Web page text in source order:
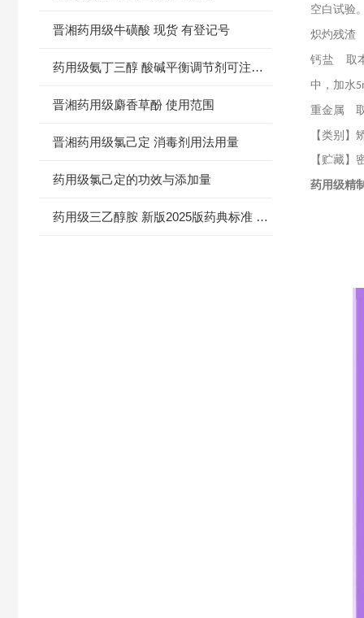
晋湘药用级牛磺酸 现货 有登记号
药用级氨丁三醇 酸碱平衡调节剂可注射 CAS77-86-1
晋湘药用级麝香草酚 使用范围
晋湘药用级氯己定 消毒剂用法用量
药用级氯己定的功效与添加量
药用级三乙醇胺 新版2025版药典标准 500g/瓶
空白试验
炽灼残渣
钙盐 取
中，加水
重金属 取
【类别】
【贮藏】
药用级精